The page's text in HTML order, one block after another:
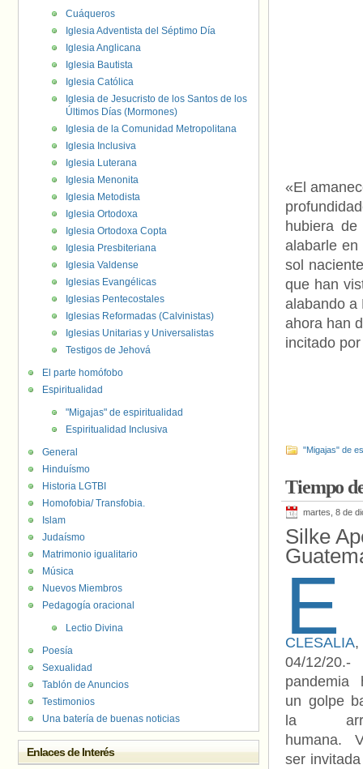
«El
hubiera
alabarle en
sol
que han
alabando a
ahora han
incitado
"Migajas" de
Tiempo
martes, 8 de
Silke
E
CLESALIA,
04/12/
pandemia
un golpe
la
humana.
ser
Cuáqueros
Iglesia Adventista del Séptimo Día
Iglesia Anglicana
Iglesia Bautista
Iglesia Católica
Iglesia de Jesucristo de los Santos de los
Últimos Días (Mormones)
Iglesia de la Comunidad Metropolitana
Iglesia Inclusiva
Iglesia Luterana
Iglesia Menonita
Iglesia Metodista
Iglesia Ortodoxa
Iglesia Ortodoxa Copta
Iglesia Presbiteriana
Iglesia Valdense
Iglesias Evangélicas
Iglesias Pentecostales
Iglesias Reformadas (Calvinistas)
Iglesias Unitarias y Universalistas
Testigos de Jehová
El parte homófobo
Espiritualidad
"Migajas" de espiritualidad
Espiritualidad Inclusiva
General
Hinduísmo
Historia LGTBI
Homofobia/ Transfobia.
Islam
Judaísmo
Matrimonio igualitario
Música
Nuevos Miembros
Pedagogía oracional
Lectio Divina
Poesía
Sexualidad
Tablón de Anuncios
Testimonios
Una batería de buenas noticias
Enlaces de Interés